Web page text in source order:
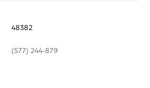
48382
(577) 244-879